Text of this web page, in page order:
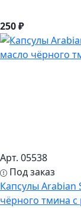
250 ₽
Арт. 05538
Под заказ
Капсулы Arabian
чёрного тмина